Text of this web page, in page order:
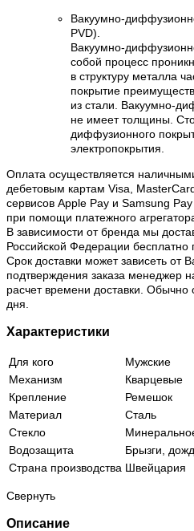
Вакуумно-
PVD).
Вакуумно-
собой процесс
в структуру металла
покрытие
из стали. Вакуумно-
не имеет толщины.
диффузионного
электропокрытия.
Оплата осуществляется
дебетовым картам Visa,
сервисов Apple Pay и Samsung
при помощи платежного
В зависимости от бренда мы
Российской Федерации бесплатно
Срок доставки может зависеть от
подтверждения заказа менеджер
расчет времени доставки.
дня.
Характеристики
Для кого
Мужские
Механизм
Кварцевые
Крепление
Ремешок
Материал
Сталь
Стекло
Водозащита
Брызги,
Страна производства Швейцария
Свернуть
Описание